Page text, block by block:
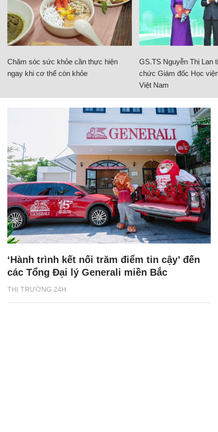
Chăm sóc sức khỏe cần thực hiện
ngay khi cơ thể còn khỏe
GS.TS Nguyễn Thị Lan
chức Giám đốc Học
Việt Nam
THỊ TRƯỜNG 24H
‘Hành trình kết nối trăm điểm tin cậy’ đến
các Tổng Đại lý Generali miền Bắc